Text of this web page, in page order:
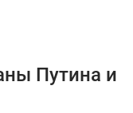
Путина и